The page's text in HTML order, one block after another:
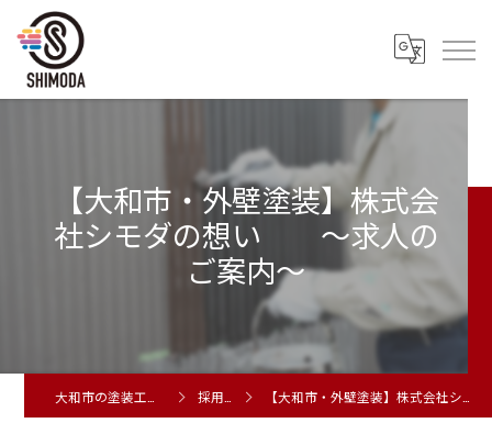
【大和市・外壁塗装】株式会
社シモダの想い ～求人の
ご案内～
採用ブログ 【大和市・外壁塗装】株式会社シモダの想い ～求人のご案内～